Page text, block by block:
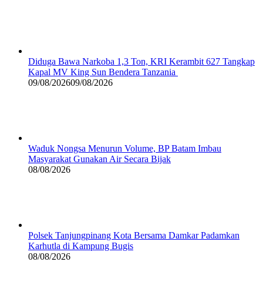
Diduga Bawa Narkoba 1,3 Ton, KRI Kerambit 627 Tangkap
Kapal MV King Sun Bendera Tanzania
09/08/202609/08/2026
Waduk Nongsa Menurun Volume, BP Batam Imbau
Masyarakat Gunakan Air Secara Bijak
08/08/2026
Polsek Tanjungpinang Kota Bersama Damkar Padamkan
Karhutla di Kampung Bugis
08/08/2026